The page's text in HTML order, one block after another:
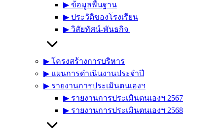
▶︎ ข้อมูลพื้นฐาน
▶︎ ประวัติของโรงเรียน
▶︎ วิสัยทัศน์-พันธกิจ
▶︎ โครงสร้างการบริหาร
▶︎ แผนการดำเนินงานประจำปี
▶︎ รายงานการประเมินตนเองฯ
▶︎ รายงานการประเมินตนเองฯ 2567
▶︎ รายงานการประเมินตนเองฯ 2568